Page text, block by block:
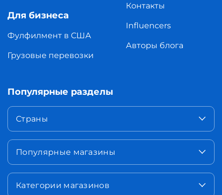
Для бизнеса
Фулфилмент в США
Грузовые перевозки
Контакты
Influencers
Авторы блога
Популярные разделы
Страны
Популярные магазины
Категории магазинов